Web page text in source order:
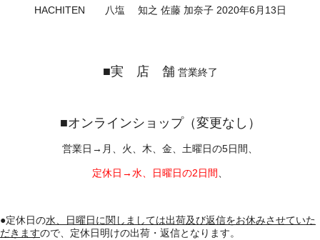
HACHITEN 八塩 知之 佐藤 加奈子 2020年6月13日
■実 店 舗営業終了
■オンラインショップ（変更なし）
営業日→月、火、木、金、土曜日の5日間、
定休日→水、日曜日の2日間、
●定休日の水、日曜日に関しましては出荷及び返信をお休みさせていた
だきますので、定休日明けの出荷・返信となります。